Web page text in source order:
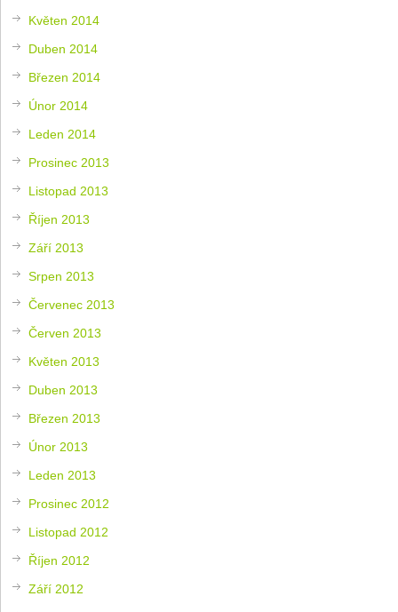
Květen 2014
Duben 2014
Březen 2014
Únor 2014
Leden 2014
Prosinec 2013
Listopad 2013
Říjen 2013
Září 2013
Srpen 2013
Červenec 2013
Červen 2013
Květen 2013
Duben 2013
Březen 2013
Únor 2013
Leden 2013
Prosinec 2012
Listopad 2012
Říjen 2012
Září 2012